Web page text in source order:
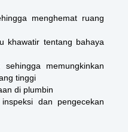
menghemat ruang
khawatir tentang bahaya
memungkinkan
tinggi
di plumbin
dan pengecekan